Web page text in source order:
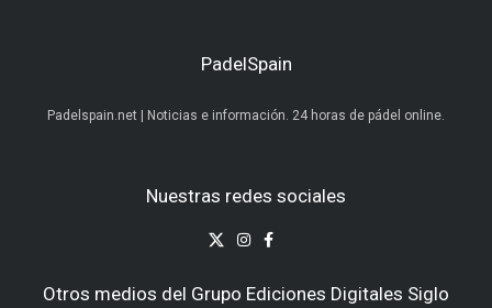
PadelSpain
Padelspain.net | Noticias e información. 24 horas de pádel online.
Nuestras redes sociales
Otros medios del Grupo Ediciones Digitales Siglo